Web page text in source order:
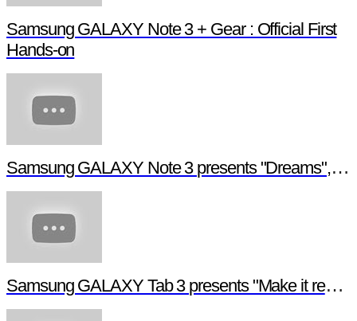
Samsung GALAXY Note 3 + Gear : Official First
Hands-on
Samsung GALAXY Note 3 presents "Dreams", a digital short film
Samsung GALAXY Tab 3 presents "Make it real", a digital short film